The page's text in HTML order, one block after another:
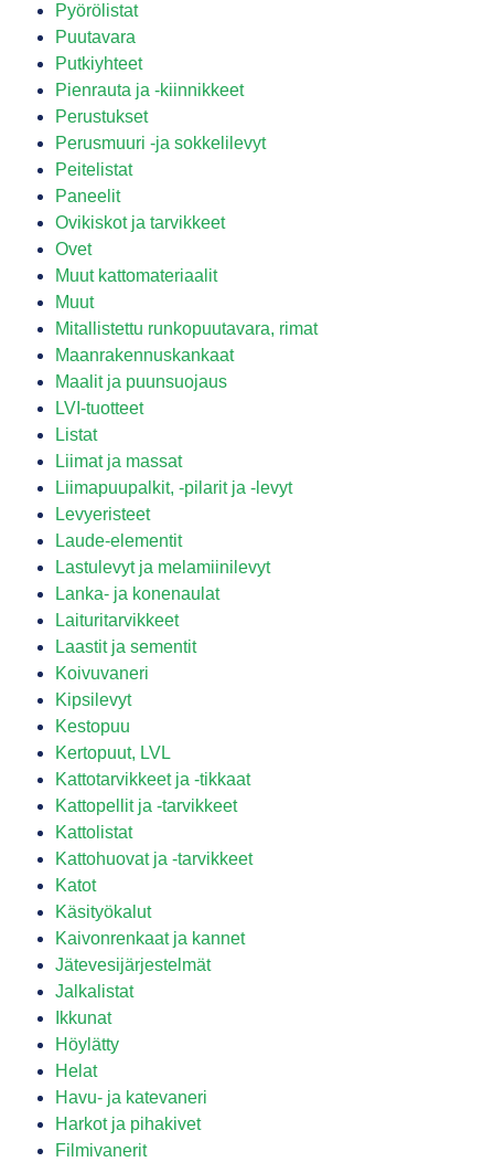
Pyörölistat
Puutavara
Putkiyhteet
Pienrauta ja -kiinnikkeet
Perustukset
Perusmuuri -ja sokkelilevyt
Peitelistat
Paneelit
Ovikiskot ja tarvikkeet
Ovet
Muut kattomateriaalit
Muut
Mitallistettu runkopuutavara, rimat
Maanrakennuskankaat
Maalit ja puunsuojaus
LVI-tuotteet
Listat
Liimat ja massat
Liimapuupalkit, -pilarit ja -levyt
Levyeristeet
Laude-elementit
Lastulevyt ja melamiinilevyt
Lanka- ja konenaulat
Laituritarvikkeet
Laastit ja sementit
Koivuvaneri
Kipsilevyt
Kestopuu
Kertopuut, LVL
Kattotarvikkeet ja -tikkaat
Kattopellit ja -tarvikkeet
Kattolistat
Kattohuovat ja -tarvikkeet
Katot
Käsityökalut
Kaivonrenkaat ja kannet
Jätevesijärjestelmät
Jalkalistat
Ikkunat
Höylätty
Helat
Havu- ja katevaneri
Harkot ja pihakivet
Filmivanerit